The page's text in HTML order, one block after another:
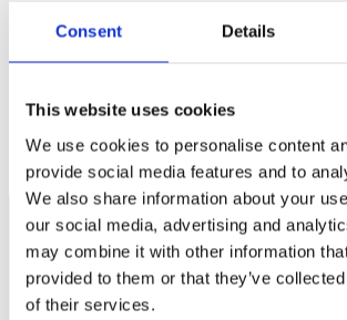
Consent Details
This website uses cookies
We use cookies to personalise content
provide social media features and to
We also share information about your
our social media, advertising and
may combine it with other information
provided to them or that they’ve
of their services.
Ny bedrägeritrend – företag luras betala till
Regeringen vill sänka kostnader för sjuklön
Näringspolitik
Förmåner